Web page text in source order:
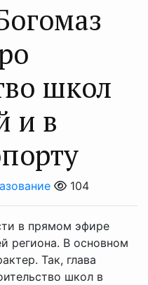
школ
и в
104
в прямом эфире
региона. В основном
Так, глава
школ в